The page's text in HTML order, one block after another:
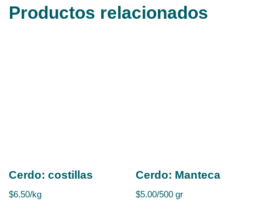
Productos relacionados
Cerdo: costillas
$6.50/kg
Cerdo: Manteca
$5.00/500 gr